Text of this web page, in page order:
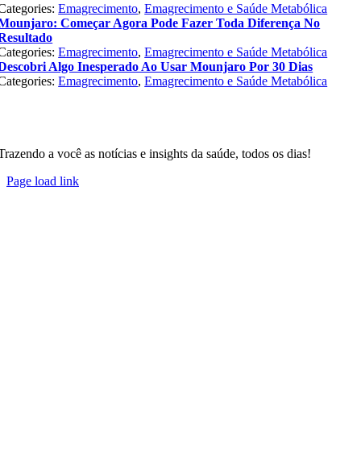
Emagrecimento,Emagrecimento e Saúde Metabólica
Começar Agora Pode Fazer Toda Diferença No
Emagrecimento,Emagrecimento e Saúde Metabólica
Algo Inesperado Ao Usar Mounjaro Por 30 Dias
Emagrecimento,Emagrecimento e Saúde Metabólica
a você as notícias e insights da saúde, todos os dias!
Page load link